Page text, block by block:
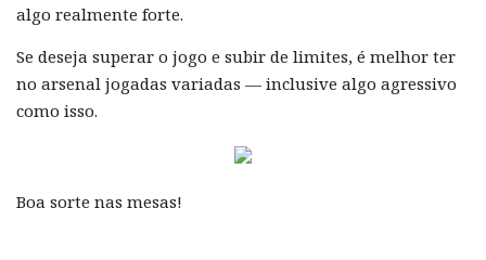
algo realmente forte.
Se deseja superar o jogo e subir de limites, é melhor ter
no arsenal jogadas variadas — inclusive algo agressivo
como isso.
Boa sorte nas mesas!